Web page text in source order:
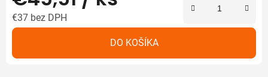
€37 bez DPH
DO KOŠÍKA